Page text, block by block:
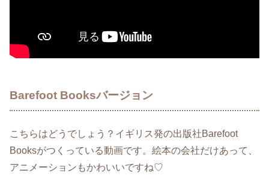
Barefoot Booksバージョン
こちらはどうでしょう？イギリス発の出版社Barefoot
Booksがつくっている動画です。絵本の会社だけあって、
アニメーションもかわいいですね♡